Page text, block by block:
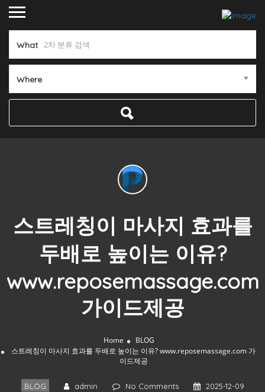
What
Where
스트레칭이 마사지 효과를
두배로 높이는 이유?
www.reposemassage.com
가이드제공
Home
BLOG
스트레칭이 마사지 효과를 두배로 높이는 이유? www.reposemassage.com 가
이드제공
BLOG admin No Comments 2025-12-09